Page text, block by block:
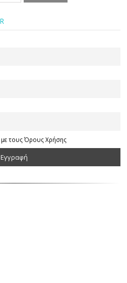
τους Όρους Χρήσης